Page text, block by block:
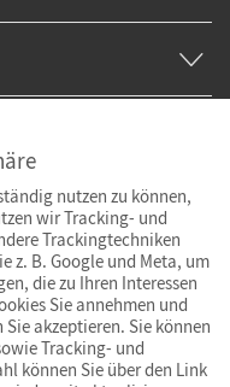
nutzen zu können,
wir Tracking- und
Trackingtechniken
z. B. Google und Meta, um
die zu Ihren Interessen
Sie annehmen und
akzeptieren. Sie können
Tracking- und
können Sie über den Link